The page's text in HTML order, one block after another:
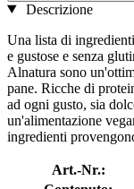
Descrizione
Una lista di
e gustose e senza
Alnatura sono
pane. Ricche di
ad ogni gusto, sia
un'alimentazione
ingredienti
Art.-Nr.: